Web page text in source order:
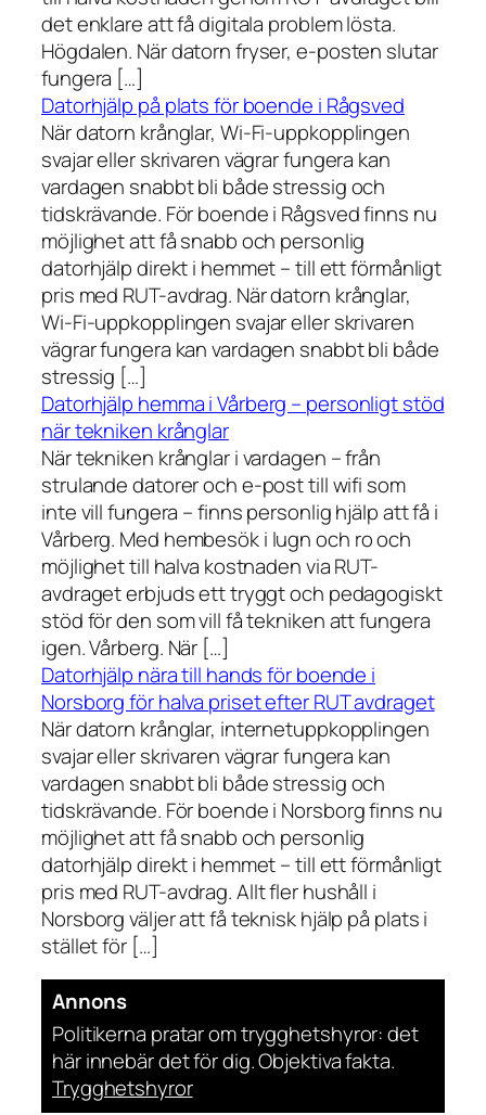
det enklare att få digitala problem lösta.
Högdalen. När datorn fryser, e-posten slutar
fungera […]
Datorhjälp på plats för boende i Rågsved
När datorn krånglar, Wi-Fi-uppkopplingen
svajar eller skrivaren vägrar fungera kan
vardagen snabbt bli både stressig och
tidskrävande. För boende i Rågsved finns nu
möjlighet att få snabb och personlig
datorhjälp direkt i hemmet – till ett förmånligt
pris med RUT-avdrag. När datorn krånglar,
Wi-Fi-uppkopplingen svajar eller skrivaren
vägrar fungera kan vardagen snabbt bli både
stressig […]
Datorhjälp hemma i Vårberg – personligt stöd
när tekniken krånglar
När tekniken krånglar i vardagen – från
strulande datorer och e-post till wifi som
inte vill fungera – finns personlig hjälp att få i
Vårberg. Med hembesök i lugn och ro och
möjlighet till halva kostnaden via RUT-
avdraget erbjuds ett tryggt och pedagogiskt
stöd för den som vill få tekniken att fungera
igen. Vårberg. När […]
Datorhjälp nära till hands för boende i
Norsborg för halva priset efter RUT avdraget
När datorn krånglar, internetuppkopplingen
svajar eller skrivaren vägrar fungera kan
vardagen snabbt bli både stressig och
tidskrävande. För boende i Norsborg finns nu
möjlighet att få snabb och personlig
datorhjälp direkt i hemmet – till ett förmånligt
pris med RUT-avdrag. Allt fler hushåll i
Norsborg väljer att få teknisk hjälp på plats i
stället för […]
Annons
Politikerna pratar om trygghetshyror: det
här innebär det för dig. Objektiva fakta.
Trygghetshyror